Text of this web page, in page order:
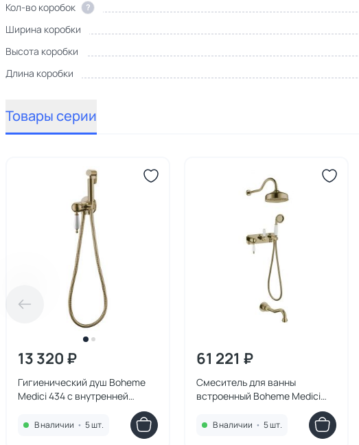
Кол-во коробок
?
Ширина коробки
Высота коробки
Длина коробки
Товары серии
13 320 ₽
Гигиенический душ Boheme
Medici 434 с внутренней
В наличии • 5 шт.
61 221 ₽
Смеситель для ванны
встроенный Boheme Medici
В наличии • 5 шт.